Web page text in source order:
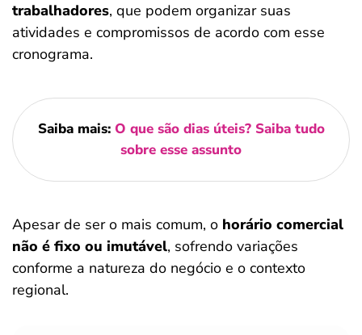
trabalhadores, que podem organizar suas
atividades e compromissos de acordo com esse
cronograma.
Saiba mais: O que são dias úteis? Saiba tudo
sobre esse assunto
Apesar de ser o mais comum, o horário comercial
não é fixo ou imutável, sofrendo variações
conforme a natureza do negócio e o contexto
regional.